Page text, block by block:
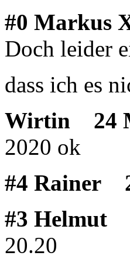
#0 Markus
Doch leider
dass ich es
Wirtin
24
2020 ok
#4 Rainer
#3 Helmut
20.20